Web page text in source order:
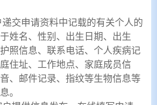
递交申请资料中记载的有关个人的
姓名、性别、出生日期、出生
照信息、联系电话、个人疾病记
住址、工作地点、家庭成员信
、邮件记录、指纹等生物信息等
。